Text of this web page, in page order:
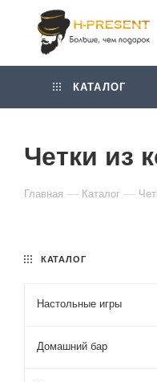
КАТАЛОГ
Четки из
Главная — Каталог —
КАТАЛОГ
Настольные игры
Домашний бар